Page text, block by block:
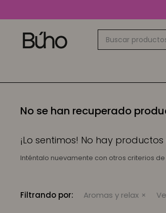
No se han recuperado
¡Lo sentimos! No hay
Inténtalo nuevamente con otros criterios
Filtrando por: Aromas y relax